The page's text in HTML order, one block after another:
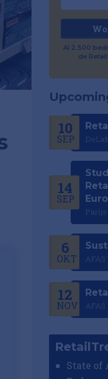
Al 2.500
de
10
SEP
14
SEP
Parijs
6
OKT
12
NOV
State of